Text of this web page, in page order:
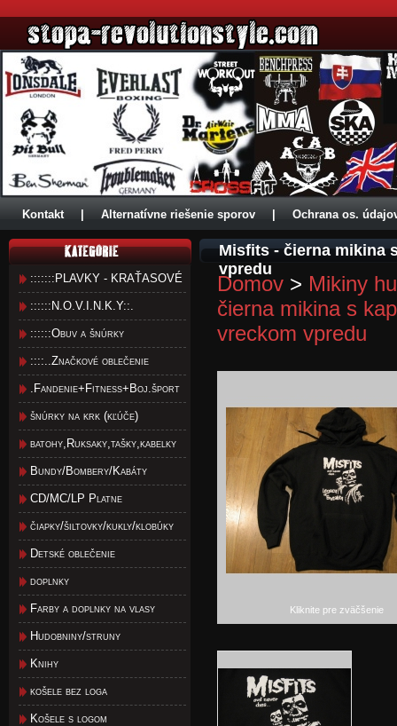
Kontakt Alternatívne riešenie sporov Ochrana os.
:::::::PLAVKY - KRAŤASOVÉ
::::::N.O.V.I.N.K.Y::.
::::::Obuv a šnúrky
::::..Značkové oblečenie
.Fandenie+Fitness+Boj.šport
šnúrky na krk (kľúče)
batohy,Ruksaky,tašky,kabelky
Bundy/Bombery/Kabáty
CD/MC/LP Platne
čiapky/šiltovky/kukly/klobúky
Detské oblečenie
doplnky
Farby a doplnky na vlasy
Hudobniny/struny
Knihy
košele bez loga
Košele s logom
Misfits - čierna mikina
vpredu
Domov > Mikiny
čierna mikina s
vreckom vpredu
Kliknite pre zväčšenie